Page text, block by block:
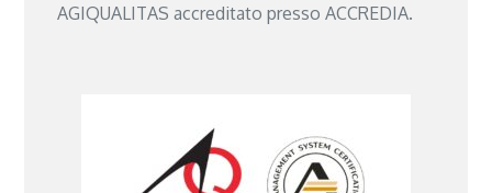
AGIQUALITAS accreditato presso ACCREDIA.